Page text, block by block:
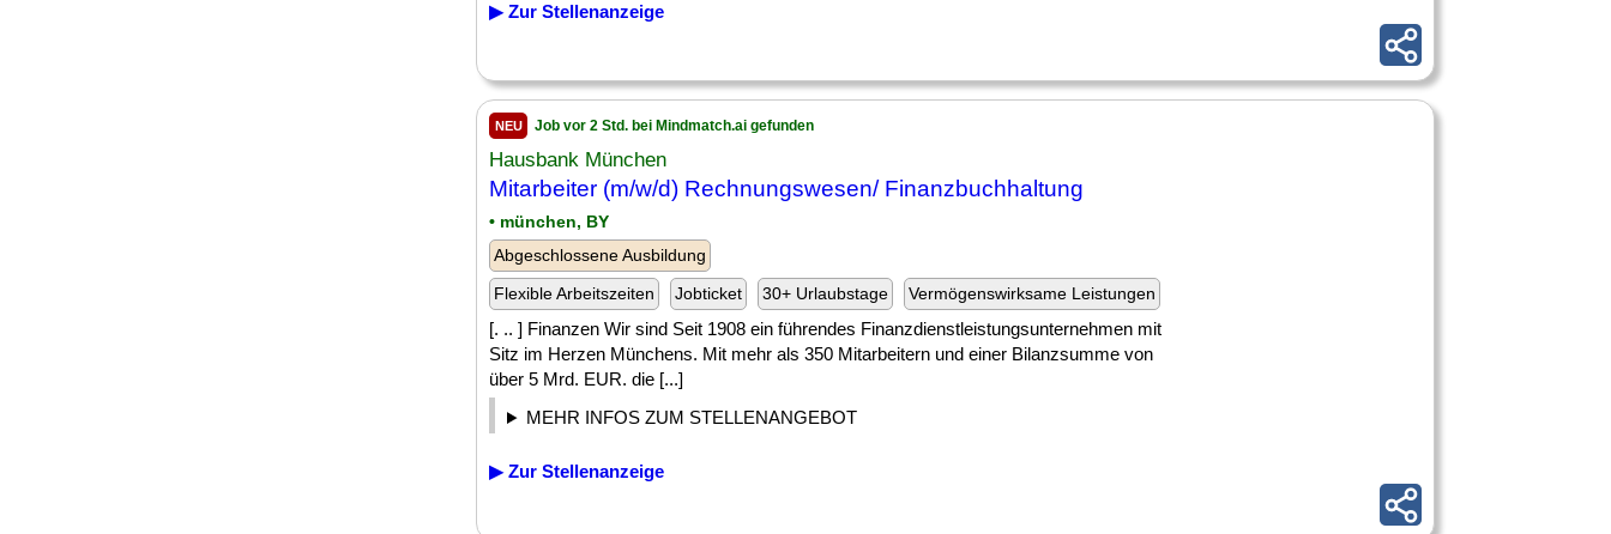
▶ Zur Stellenanzeige
NEU Job vor 2 Std. bei Mindmatch.ai gefunden
Hausbank München
Mitarbeiter (m/w/d) Rechnungswesen/ Finanzbuchhaltung
• münchen, BY
Abgeschlossene Ausbildung
Flexible Arbeitszeiten
Jobticket 30+ Urlaubstage Vermögenswirksame Leistungen
[. .. ] Finanzen Wir sind Seit 1908 ein führendes Finanzdienstleistungsunternehmen mit
Sitz im Herzen Münchens. Mit mehr als 350 Mitarbeitern und einer Bilanzsumme von
über 5 Mrd. EUR. die [...]
MEHR INFOS ZUM STELLENANGEBOT
▶ Zur Stellenanzeige